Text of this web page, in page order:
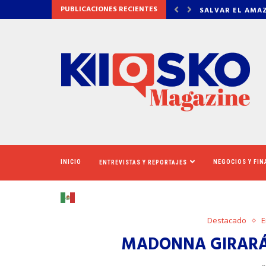
PUBLICACIONES RECIENTES
EL ECOSISTEMA EVIDENCIA QUE LA... LA VERDAD
INICIO ENTREVISTAS Y REPORTAJES NEGOCIOS Y
Destacado
MADONNA